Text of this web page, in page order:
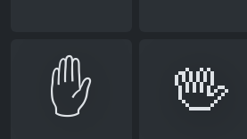
✋️ 🖖